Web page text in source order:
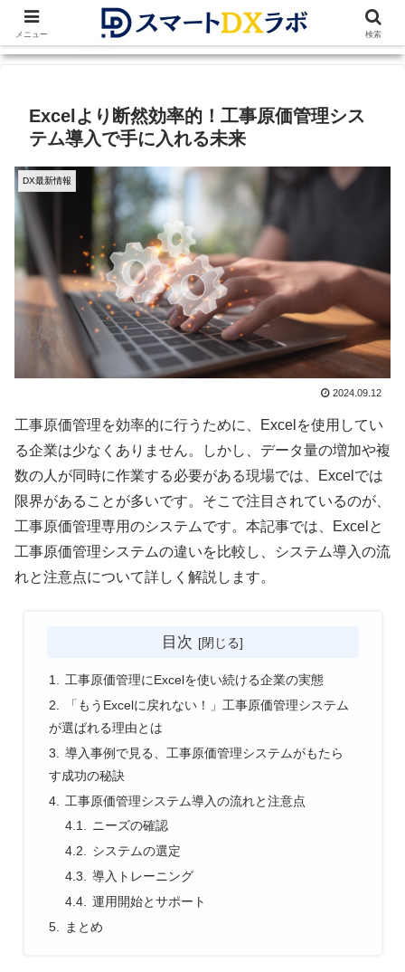
Excelより断然効率的！工事原価管理シス
テム導入で手に入れる未来
DX最新情報
2024.09.12
工事原価管理を効率的に行うために、Excelを使用してい
る企業は少なくありません。しかし、データ量の増加や複
数の人が同時に作業する必要がある現場では、Excelでは
限界があることが多いです。そこで注目されているのが、
工事原価管理専用のシステムです。本記事では、Excelと
工事原価管理システムの違いを比較し、システム導入の流
れと注意点について詳しく解説します。
目次
工事原価管理にExcelを使い続ける企業の実態
「もうExcelに戻れない！」工事原価管理システム
が選ばれる理由とは
導入事例で見る、工事原価管理システムがもたら
す成功の秘訣
工事原価管理システム導入の流れと注意点
ニーズの確認
システムの選定
導入トレーニング
運用開始とサポート
まとめ
メニュー 検索